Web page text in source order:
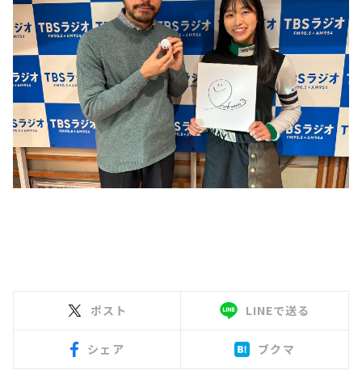
ポスト LINEで送る
シェア ブクマ